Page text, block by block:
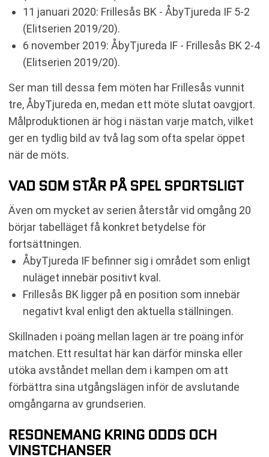
11 januari 2020: Frillesås BK - ÅbyTjureda IF 5-2
(Elitserien 2019/20).
6 november 2019: ÅbyTjureda IF - Frillesås BK 2-4
(Elitserien 2019/20).
Ser man till dessa fem möten har Frillesås vunnit
tre, ÅbyTjureda en, medan ett möte slutat oavgjort.
Målproduktionen är hög i nästan varje match, vilket
ger en tydlig bild av två lag som ofta spelar öppet
när de möts.
VAD SOM STÅR PÅ SPEL SPORTSLIGT
Även om mycket av serien återstår vid omgång 20
börjar tabelläget få konkret betydelse för
fortsättningen.
ÅbyTjureda IF befinner sig i området som enligt
nuläget innebär positivt kval.
Frillesås BK ligger på en position som innebär
negativt kval enligt den aktuella ställningen.
Skillnaden i poäng mellan lagen är tre poäng inför
matchen. Ett resultat här kan därför minska eller
utöka avståndet mellan dem i kampen om att
förbättra sina utgångslägen inför de avslutande
omgångarna av grundserien.
RESONEMANG KRING ODDS OCH
VINSTCHANSER